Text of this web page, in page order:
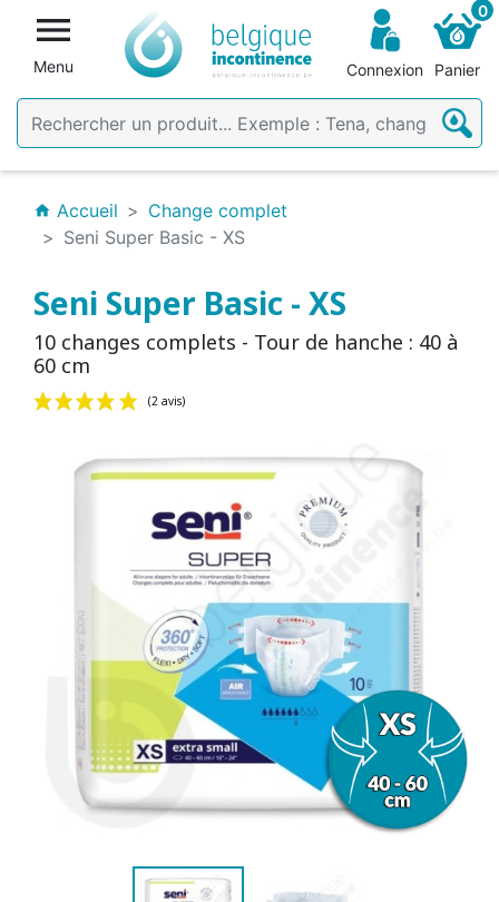

Menu Connexion
0
Panier
home Accueil
Change complet
Seni Super Basic - XS
Seni Super Basic - XS
10 changes complets - Tour de hanche : 40 à
60 cm
(2 avis)